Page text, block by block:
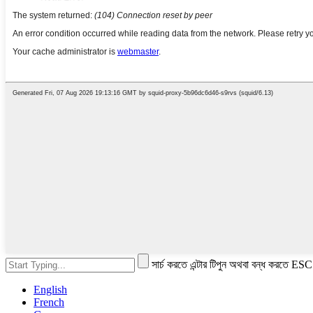
সার্চ করতে এন্টার টিপুন অথবা বন্ধ করতে
English
French